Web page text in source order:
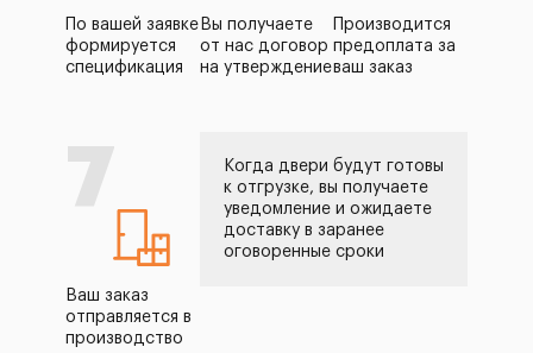
По вашей заявке
формируется
спецификация
Вы получаете
от нас договор
на утверждение
Производится
предоплата за
ваш заказ
7
Ваш заказ
отправляется в
производство
Когда двери будут готовы
к отгрузке, вы получаете
уведомление и ожидаете
доставку в заранее
оговоренные сроки